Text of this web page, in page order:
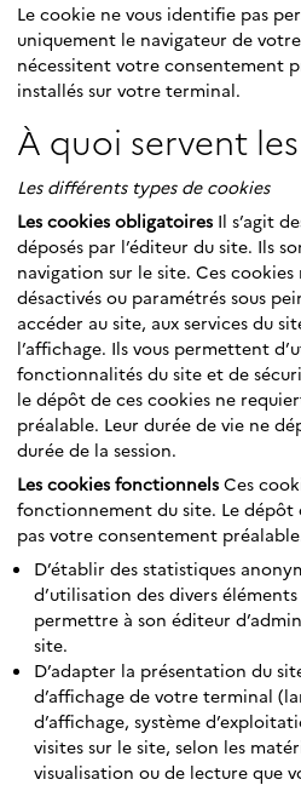
Le cookie ne vous identifie pas
uniquement le navigateur de
nécessitent votre consentement
installés sur votre terminal.
À quoi servent
Les différents types de cookies
Les cookies obligatoires Il s’agit
déposés par l’éditeur du site. Ils
navigation sur le site. Ces
désactivés ou paramétrés sous
accéder au site, aux services du
l’affichage. Ils vous permettent
fonctionnalités du site et de
le dépôt de ces cookies ne
préalable. Leur durée de vie ne
durée de la session.
Les cookies fonctionnels Ces
fonctionnement du site. Le dépôt
pas votre consentement
D’établir des statistiques
d’utilisation des divers
permettre à son éditeur
site.
D’adapter la présentation du
d’affichage de votre terminal
d’affichage, système
visites sur le site, selon les
visualisation ou de lecture que